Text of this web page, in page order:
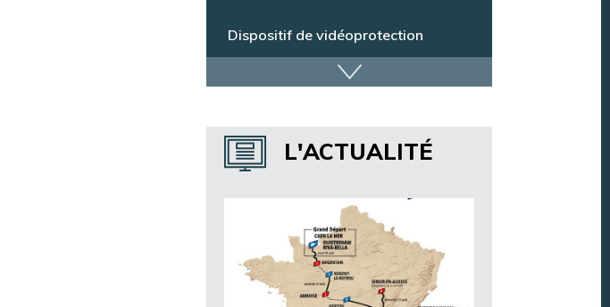
Dispositif de vidéoprotection
Annuaire des services
Annuaire des associations
Argentan Aujourd’hui
L'ACTUALITÉ